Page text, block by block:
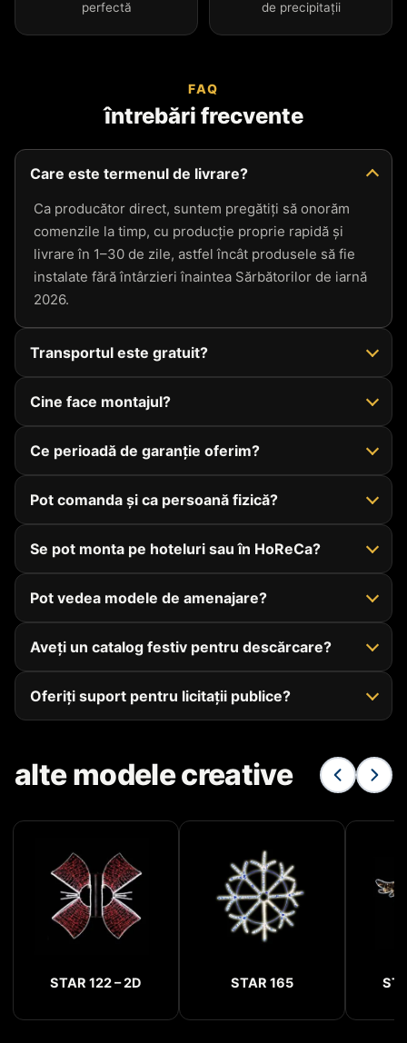
perfectă de precipitații
FAQ
întrebări frecvente
Care este termenul de livrare?
Ca producător direct, suntem pregătiți să onorăm
comenzile la timp, cu producție proprie rapidă și
livrare în 1–30 de zile, astfel încât produsele să fie
instalate fără întârzieri înaintea Sărbătorilor de iarnă
2026.
Transportul este gratuit?
Cine face montajul?
Ce perioadă de garanție oferim?
Pot comanda și ca persoană fizică?
Se pot monta pe hoteluri sau în HoReCa?
Pot vedea modele de amenajare?
Aveți un catalog festiv pentru descărcare?
Oferiți suport pentru licitații publice?
alte modele creative
STAR 122 – 2D STAR 165